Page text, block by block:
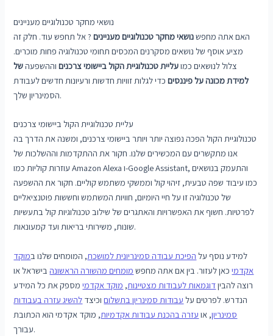
נושאי מחקר טכנולוגיים מעניינים
האם אתה מחפשנושאי מחקר טכנולוגיים מעניינים? אל תחפש עוד. חלק זה
מציע אוסף של נושאים מסקרנים המכסים תחומי טכנולוגיה פחות מוכרים.
צלול לנושאים כמועליית טכנולוגיית הקול ביישומי צרכניםוההשפעהשל
למידת מכונה על פיננסיםכדי לגלות זוויות חדשות ורעיונות חדשים לעבודת
הסמינריון שלך.
עליית טכנולוגיית הקול ביישומי צרכנים
טכנולוגיית הקול הפכה נפוצה יותר ויותר ביישומי צרכנים, ומשנה את הדרך בה
אנו מתקשרים עם המכשירים שלנו. חקור את ההתקדמות וההשלכות של
עוזרות קוליות כמו Amazon Alexa ו-Google Assistant, והתעמק בנושאים
כמו עיבוד שפה טבעית, זיהוי קול וממשקי משתמש קוליים. חקור את ההשפעה
של טכנולוגיה זו על חיי היומיום, חוויות המשתמש וחששות פוטנציאליים
לפרטיות. חשוף את האפשרויות והאתגרים של שילוב טכנולוגיות קול בתעשיות
שונות, משירותי בריאות ועד קמעונאות.
למידע נוסף על הפיכת עבודה סמינריונית למושכת, המומחים שלנו במוקד
אקדמיכאן לעזור. בין אם אתה מחפש מומחים מהשורה הראשונהבישראל או
רוצה להביןדוגמאות לעבודות מצטיינות, מוקד אקדמימספק את כל המידע
הנדרש. לפרטים על עבודות סמינריון בתשלוםוכיצד להשיג עזרה בעבודות
סמינריון, או עזרה בהכנת עבודות אקדמיות, מוקד אקדמי הוא הכתובת
עבורך.